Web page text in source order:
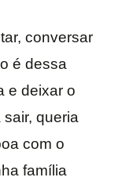
conversar
é dessa
e deixar o
queria
com o
família